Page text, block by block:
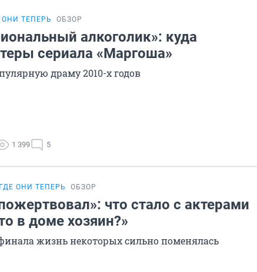
ОНИ ТЕПЕРЬ ОБЗОР
алкоголик»: куда
сериала «Маргоша»
драму 2010-х годов
1 399 5
ГДЕ ОНИ ТЕПЕРЬ ОБЗОР
что стало с актерами
в доме хозяин?»
жизнь некоторых сильно поменялась